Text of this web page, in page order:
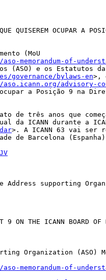
QUISEREM OCUPAR A
(MoU
memorandum-of-
(ASO) e os Estatutos da
governance/bylaws-en>,
advisory-
ocupar a Posição 9 na
de três anos que
da ICANN durante a
>. A ICANN 63 vai ser
de Barcelona
supporting
9 ON THE ICANN BOARD OF
Organization (ASO)
memorandum-of-